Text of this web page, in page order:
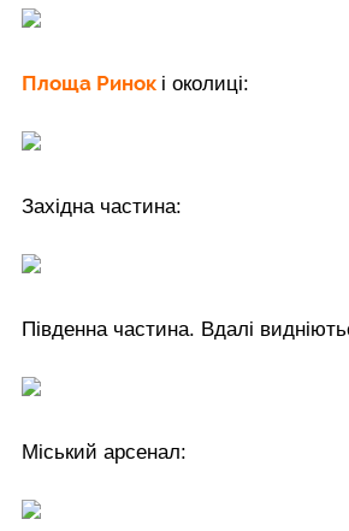
Площа Ринок і околиці:
Західна частина:
Південна частина. Вдалі
Міський арсенал: